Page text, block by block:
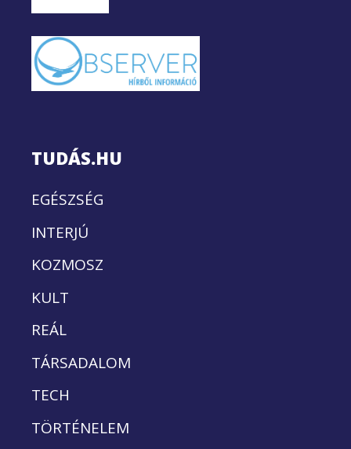
TUDÁS.HU
EGÉSZSÉG
INTERJÚ
KOZMOSZ
KULT
REÁL
TÁRSADALOM
TECH
TÖRTÉNELEM